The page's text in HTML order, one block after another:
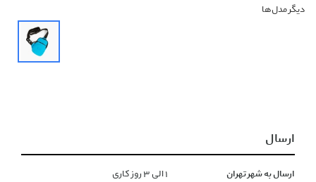
دیگر مدل‌ها
ارسال
ارسال به شهر تهران ١ الی ۳ روز کاری